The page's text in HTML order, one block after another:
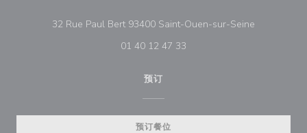
32 Rue Paul Bert 93400 Saint-Ouen-sur-Seine
01 40 12 47 33
预订
预订餐位